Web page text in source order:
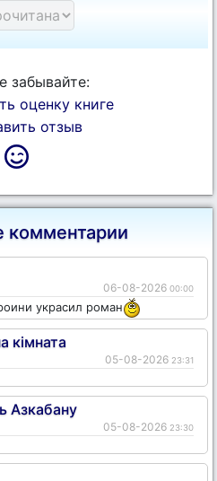
забывайте:
оценку книге
отзыв
комментарии
06-08-2026 00:00
украсил роман
кімната
05-08-2026 23:31
Азкабану
05-08-2026 23:30